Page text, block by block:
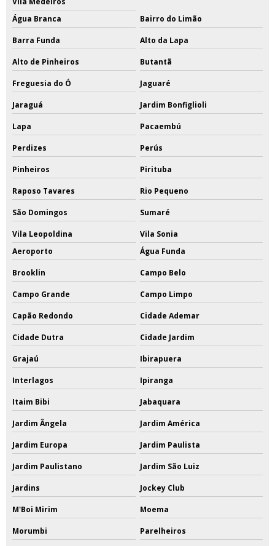
Água Branca
Bairro do Limão
Barra Funda Alto da Lapa
Alto de Pinheiros Butantã
Freguesia do Ó Jaguaré
Jaraguá Jardim Bonfiglioli
Lapa Pacaembú
Perdizes Perús
Pinheiros Pirituba
Raposo Tavares Rio Pequeno
São Domingos Sumaré
Vila Leopoldina
Vila Sonia
Aeroporto
Água Funda
Brooklin Campo Belo
Campo Grande Campo Limpo
Capão Redondo Cidade Ademar
Cidade Dutra Cidade Jardim
Grajaú Ibirapuera
Interlagos Ipiranga
Itaim Bibi Jabaquara
Jardim Ângela Jardim América
Jardim Europa Jardim Paulista
Jardim Paulistano Jardim São Luiz
Jardins Jockey Club
M'Boi Mirim Moema
Morumbi Parelheiros